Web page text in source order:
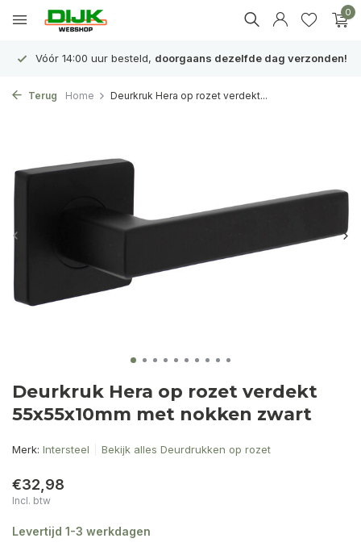
0
Vóór 14:00 uur besteld, doorgaans dezelfde dag verzonden!
Terug Home Deurkruk Hera op rozet verdekt...
Deurkruk Hera op rozet verdekt
55x55x10mm met nokken zwart
Merk: Intersteel Bekijk alles Deurdrukken op rozet
€32,98
Incl. btw
Levertijd 1-3 werkdagen